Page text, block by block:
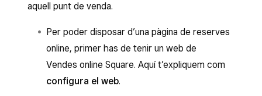
aquell punt de venda.
Per poder disposar d’una pàgina de reserves
online, primer has de tenir un web de
Vendes online Square. Aquí t’expliquem com
configura el web.